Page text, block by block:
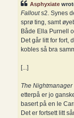
Asphyxiate
Fallouts2. Synes
sprø ting, samt
Både Ella Purnell
Det går litt for fort,
kobles så bra
[...]
The Nightmanager
etterpå er jo
basert på en le
Det er fortsett litt